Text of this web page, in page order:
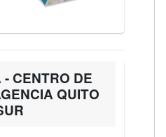
CENTRO DE
QUITO